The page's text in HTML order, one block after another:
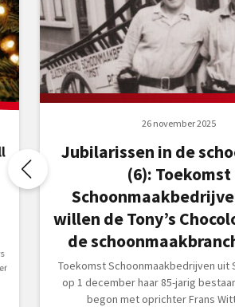
26 november 2025
Jubilarissen in de
(6): Toekomst
willen de Tony’s
de
Toekomst Schoonmaakbedrijven uit
op 1 december haar 85-jarig
begon met oprichter Frans